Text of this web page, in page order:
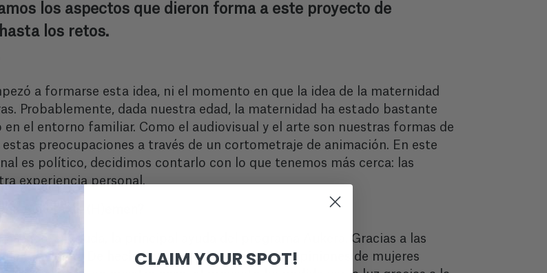
los aspectos que dieron forma a este proyecto de
los retos.
a formarse esta idea, ni el momento en que la idea de la maternidad
Probablemente, dada nuestra edad, la maternidad ha estado bastante
el entorno familiar. Como el audiovisual y el arte son nuestras formas de
preocupaciones a través de un cortometraje de animación. En este
es político, decidimos contarlo con lo que tenemos más cerca: las
experiencia personal.
Aukera de (H)emen?
sido, sin duda, la principal ayuda del programa Aukera. Gracias a las
proyecto. De hecho, gracias a los consejos y opiniones de mujeres
CLAIM YOUR SPOT!